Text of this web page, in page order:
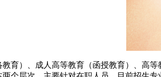
）、成人高等教育（函授教育）、高等